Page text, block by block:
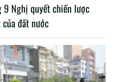
Nghị quyết chiến lược
đất nước